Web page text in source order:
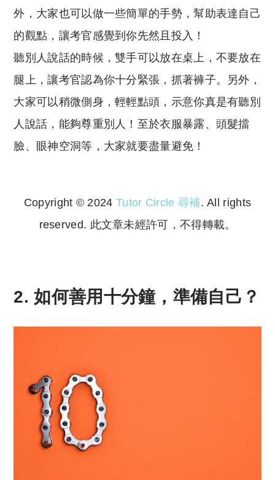
外，大家也可以做一些簡單的手勢，幫助表達自己
的觀點，讓考官感覺到你先然且投入！
聽別人說話的時候，雙手可以放在桌上，不要放在
腿上，讓考官認為你十分緊張，抓著褲子。另外，
大家可以稍微側身，輕輕點頭，示意你真是有聽別
人說話，能夠尊重別人！至於衣服暴露、頭髮擋
臉、眼神空洞等，大家就要盡量避免！
Copyright © 2024 Tutor Circle 尋補. All rights
reserved. 此文章未經許可，不得轉載。
2. 如何善用十分鐘，準備自己？